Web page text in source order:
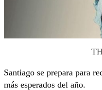
Santiago se prepara para
más esperados del año.